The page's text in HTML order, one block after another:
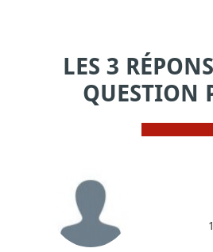
LES 3
QUESTION